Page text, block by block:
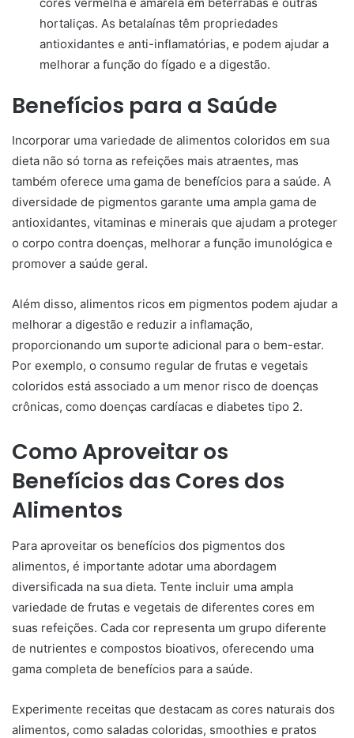
hortaliças. As betalaínas têm propriedades
antioxidantes e anti-inflamatórias, e podem ajudar a
melhorar a função do fígado e a digestão.
Benefícios para a Saúde
Incorporar uma variedade de alimentos coloridos em sua
dieta não só torna as refeições mais atraentes, mas
também oferece uma gama de benefícios para a saúde. A
diversidade de pigmentos garante uma ampla gama de
antioxidantes, vitaminas e minerais que ajudam a proteger
o corpo contra doenças, melhorar a função imunológica e
promover a saúde geral.
Além disso, alimentos ricos em pigmentos podem ajudar a
melhorar a digestão e reduzir a inflamação,
proporcionando um suporte adicional para o bem-estar.
Por exemplo, o consumo regular de frutas e vegetais
coloridos está associado a um menor risco de doenças
crônicas, como doenças cardíacas e diabetes tipo 2.
Como Aproveitar os
Benefícios das Cores dos
Alimentos
Para aproveitar os benefícios dos pigmentos dos
alimentos, é importante adotar uma abordagem
diversificada na sua dieta. Tente incluir uma ampla
variedade de frutas e vegetais de diferentes cores em
suas refeições. Cada cor representa um grupo diferente
de nutrientes e compostos bioativos, oferecendo uma
gama completa de benefícios para a saúde.
Experimente receitas que destacam as cores naturais dos
alimentos, como saladas coloridas, smoothies e pratos